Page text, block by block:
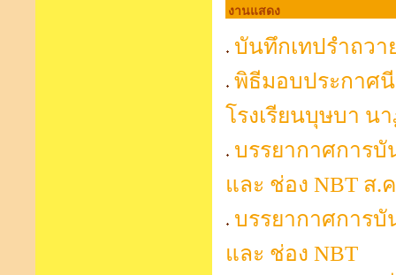
งานแสดง
บันทึกเทปรำถวา
พิธีมอบประกาศ
โรงเรียนบุษบา น
บรรยากาศการ
และ ช่อง NBT ส.
บรรยากาศการ
และ ช่อง NBT